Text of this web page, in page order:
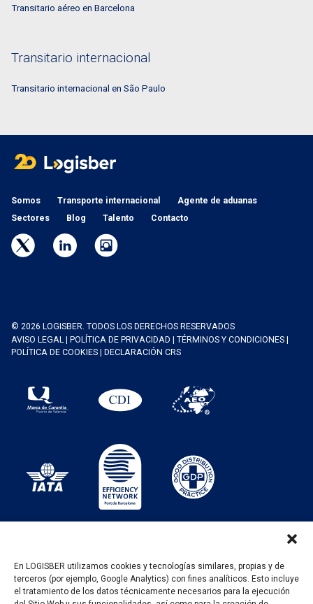
En LOGISBER utilizamos cookies y tecnologías similares, propias y de
terceros (por ejemplo, Google Analytics) con fines analíticos. Esto incluye
el tratamiento de los datos técnicamente necesarios para la ejecución
Transitario aéreo en Barcelona
Transitario internacional
Transitario internacional en São Paulo
Somos Transporte internacional
Agente de aduanas
Sectores
Blog Talento Contacto
© 2026 LOGISBER. TODOS LOS DERECHOS RESERVADOS
AVISO LEGAL| POLÍTICA DE PRIVACIDAD TÉRMINOS Y CONDICIONES
POLÍTICA DE COOKIES
DECLARACIÓN CRS
PROGRAMA KIT DIGITAL FINANCIADO POR LOS
FONDOS NEXT GENERATION DEL MECANISMO DE